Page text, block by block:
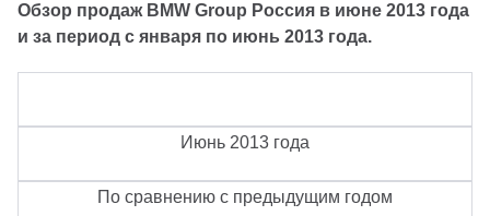
Обзор продаж BMW Group Россия в июне 2013 года
и за период с января по июнь 2013 года.
Июнь 2013 года
По сравнению с предыдущим годом